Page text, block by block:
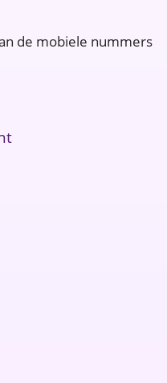
de mobiele nummers